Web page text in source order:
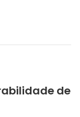
de